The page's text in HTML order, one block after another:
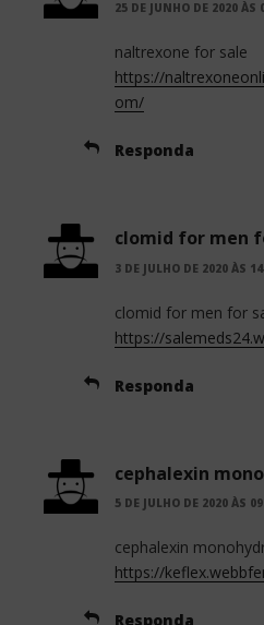
25 DE JUNHO DE 2020 ÀS
naltrexone for sale
https://
om/
Responda
clomid for men
3 DE JULHO DE 2020 ÀS
clomid for men for
https://
Responda
cephalexin
5 DE JULHO DE 2020 ÀS
cephalexin
https://
Responda